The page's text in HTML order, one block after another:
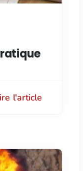
l'article